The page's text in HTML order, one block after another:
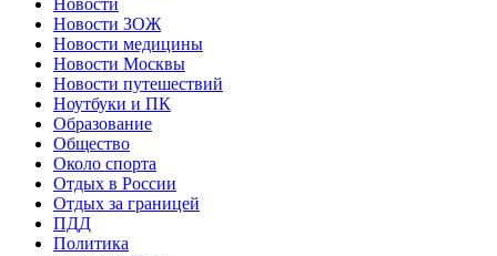
Новости ЗОЖ
Новости медицины
Новости Москвы
Новости путешествий
Ноутбуки и ПК
Образование
Общество
Около спорта
Отдых в России
Отдых за границей
ПДД
Политика